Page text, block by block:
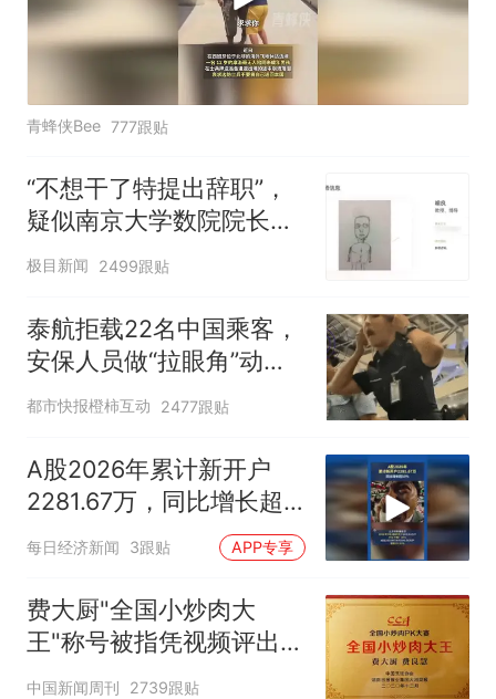
青蜂侠Bee 777跟贴
“不想干了特提出辞职”，
疑似南京大学数院院长辞
职信流传，院方回应：喻
良教授已卸任院长一职，
不清楚辞职信来源；曾用
手绘图做头像
极目新闻 2499跟贴
泰航拒载22名中国乘客，
安保人员做“拉眼角”动
作，泰国机场最新回应：
拒绝登机决定由航司作
出；亲历者：曾承诺免费
改签但没兑现
都市快报橙柿互动 2477跟贴
A股2026年累计新开户
2281.67万，同比增长超
每日经济新闻 3跟贴 APP专享
费大厨"全国小炒肉大
王"称号被指凭视频评出
官方回应
中国新闻周刊 2739跟贴